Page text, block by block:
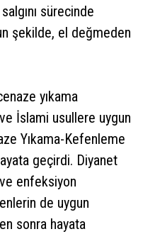
sürecinde
şekilde, el değmeden
yıkama
İslami usullere uygun
Yıkama-Kefenleme
geçirdi. Diyanet
enfeksiyon
de uygun
sonra hayata